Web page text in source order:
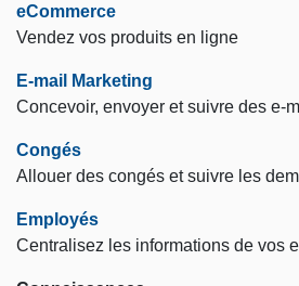
eCommerce
Vendez vos produits en ligne
E-mail Marketing
Concevoir, envoyer et suivre des e-mails
Congés
Allouer des congés et suivre les
Employés
Centralisez les informations de vos